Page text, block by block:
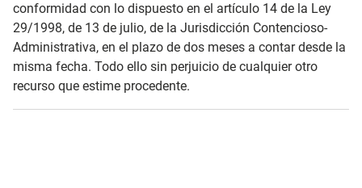
conformidad con lo dispuesto en el artículo 14 de la Ley
29/1998, de 13 de julio, de la Jurisdicción Contencioso-
Administrativa, en el plazo de dos meses a contar desde la
misma fecha. Todo ello sin perjuicio de cualquier otro
recurso que estime procedente.